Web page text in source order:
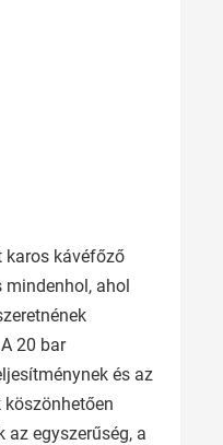
karos kávéfőző
ahol
20 bar
és az
köszönhetően
az egyszerűség, a